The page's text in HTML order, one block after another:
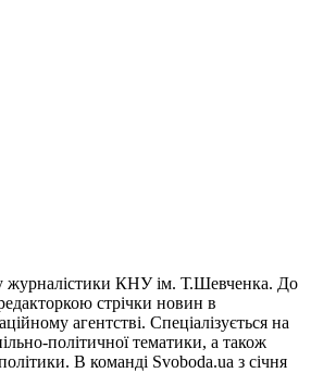
журналістики КНУ ім. Т.Шевченка. До
стрічки новин в
агентстві. Спеціалізується на
політичної тематики, а також
В команді Svoboda.ua з січня